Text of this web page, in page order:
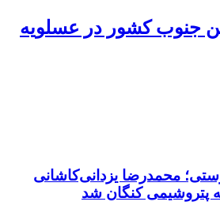
جنوب کشور در عسلويه
محمدرضا یزدانی‌کاشانی
پتروشیمی کنگان شد